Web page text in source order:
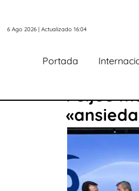
6 Ago 2026 | Actualizado 16:04
Portada
Feijóo